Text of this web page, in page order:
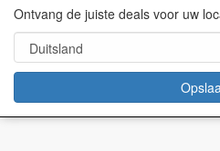
content="18/11/2025″/>
Ontvang de juiste deals voor uw